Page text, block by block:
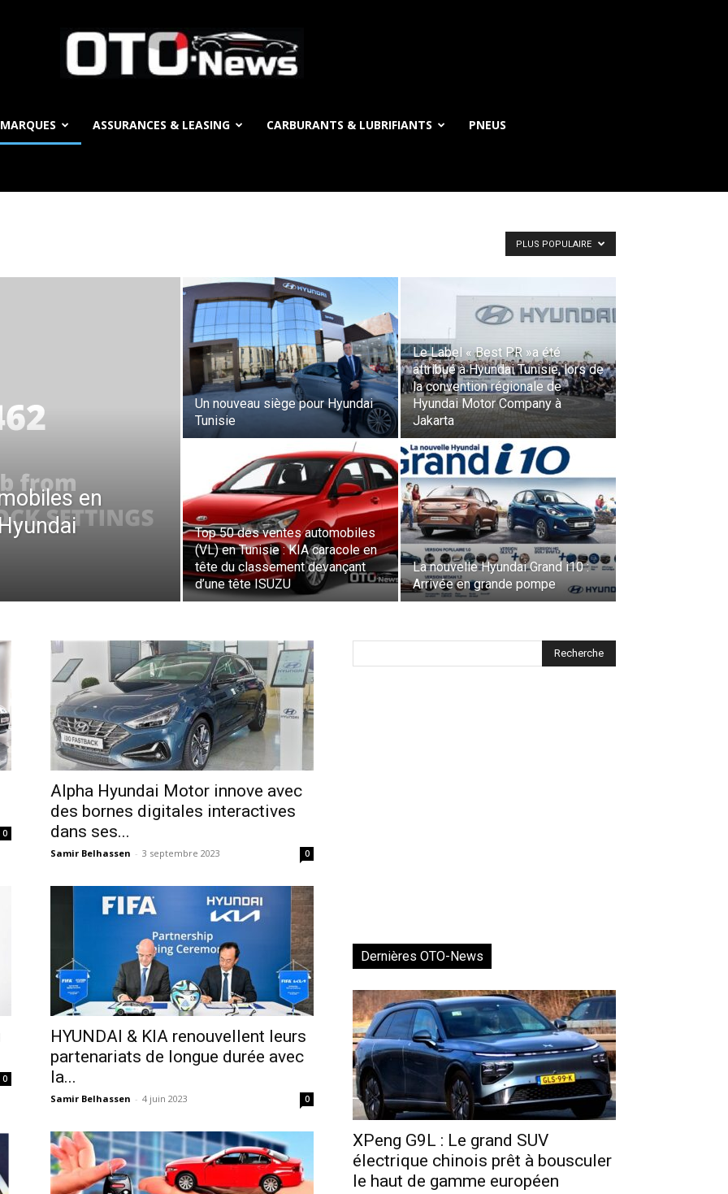
OTO
ASSURANCES & LEASING CARBURANTS & LUBRIFIANTS PNEUS
PLUS POPULAIRE
en
Un nouveau siège pour Hyundai
Tunisie
Le Label « Best PR »a été
attribué à Hyundai Tunisie, lors de
la convention régionale de
Hyundai Motor Company à
Jakarta
Top 50 des ventes automobiles
(VL) en Tunisie : KIA caracole en
tête du classement devançant
d’une tête ISUZU
La nouvelle Hyundai Grand i10 :
Arrivée en grande pompe
0
Alpha Hyundai Motor innove avec
des bornes digitales interactives
dans ses...
Samir Belhassen - 3 septembre 2023 0
0
HYUNDAI & KIA renouvellent leurs
partenariats de longue durée avec
la...
Samir Belhassen - 4 juin 2023 0
Dernières OTO-News
XPeng G9L : Le grand SUV
électrique chinois prêt à bousculer
le haut de gamme européen